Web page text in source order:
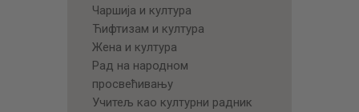
Чаршија и култура
Ћифтизам и култура
Жена и култура
Рад на народном
просвећивању
Учитељ као културни радник